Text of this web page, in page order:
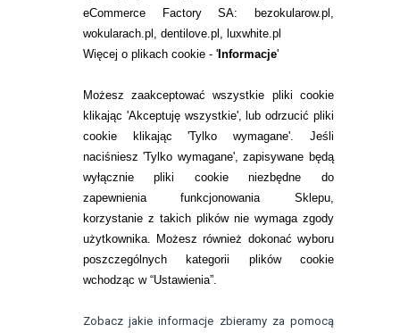
eCommerce Factory SA: bezokularow.pl,
wokularach.pl, dentilove.pl, luxwhite.pl
Więcej o plikach cookie - 'Informacje'
Możesz zaakceptować wszystkie pliki cookie
klikając 'Akceptuję wszystkie', lub odrzucić pliki
cookie klikając 'Tylko wymagane'. Jeśli
naciśniesz 'Tylko wymagane', zapisywane będą
wyłącznie pliki cookie niezbędne do
zapewnienia funkcjonowania Sklepu,
korzystanie z takich plików nie wymaga zgody
użytkownika. Możesz również dokonać wyboru
poszczególnych kategorii plików cookie
wchodząc w “Ustawienia”.
Zobacz jakie informacje zbieramy za pomocą
RANKINGI SOCZEWEK
SOCZEWKI KOLOROWE
Zwrot (odstąpienie od umowy)
ZMIEŃ USTAWIENIA ZGODY NA CIASTECZKA
KONTAKT
telefon:
22 113 44 42
telefon:
732 08 08 72